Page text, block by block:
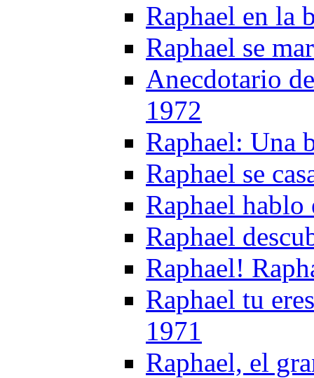
Raphael en la
Raphael se
Anecdotario
1972
Raphael: Una
Raphael se
Raphael
Raphael
Raphael!
Raphael tu
1971
Raphael, el